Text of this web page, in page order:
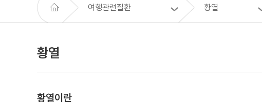
여행관련질환 황열
황열
황열이란